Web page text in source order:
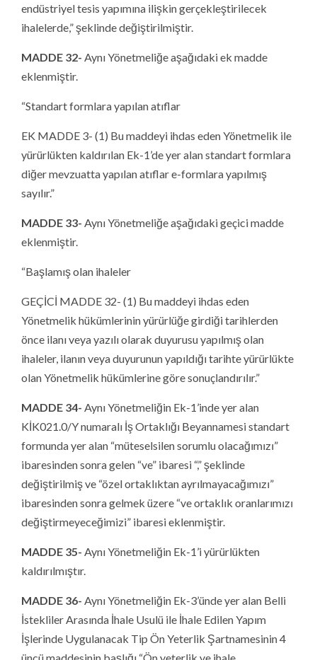
endüstriyel tesis yapımına ilişkin gerçekleştirilecek
ihalelerde,” şeklinde değiştirilmiştir.
MADDE 32- Aynı Yönetmeliğe aşağıdaki ek madde
eklenmiştir.
“Standart formlara yapılan atıflar
EK MADDE 3- (1) Bu maddeyi ihdas eden Yönetmelik ile
yürürlükten kaldırılan Ek-1’de yer alan standart formlara
diğer mevzuatta yapılan atıflar e-formlara yapılmış
sayılır.”
MADDE 33- Aynı Yönetmeliğe aşağıdaki geçici madde
eklenmiştir.
“Başlamış olan ihaleler
GEÇİCİ MADDE 32- (1) Bu maddeyi ihdas eden
Yönetmelik hükümlerinin yürürlüğe girdiği tarihlerden
önce ilanı veya yazılı olarak duyurusu yapılmış olan
ihaleler, ilanın veya duyurunun yapıldığı tarihte yürürlükte
olan Yönetmelik hükümlerine göre sonuçlandırılır.”
MADDE 34- Aynı Yönetmeliğin Ek-1’inde yer alan
KİK021.0/Y numaralı İş Ortaklığı Beyannamesi standart
formunda yer alan “müteselsilen sorumlu olacağımızı”
ibaresinden sonra gelen “ve” ibaresi “,” şeklinde
değiştirilmiş ve “özel ortaklıktan ayrılmayacağımızı”
ibaresinden sonra gelmek üzere “ve ortaklık oranlarımızı
değiştirmeyeceğimizi” ibaresi eklenmiştir.
MADDE 35- Aynı Yönetmeliğin Ek-1’i yürürlükten
kaldırılmıştır.
MADDE 36- Aynı Yönetmeliğin Ek-3’ünde yer alan Belli
İstekliler Arasında İhale Usulü ile İhale Edilen Yapım
İşlerinde Uygulanacak Tip Ön Yeterlik Şartnamesinin 4